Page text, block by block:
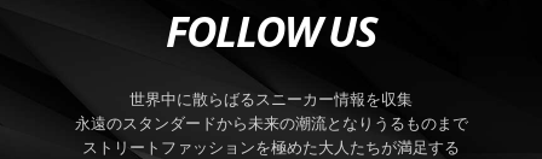
FOLLOW US
世界中に散らばるスニーカー情報を収集
永遠のスタンダードから未来の潮流となりうるものまで
ストリートファッションを極めた大人たちが満足する